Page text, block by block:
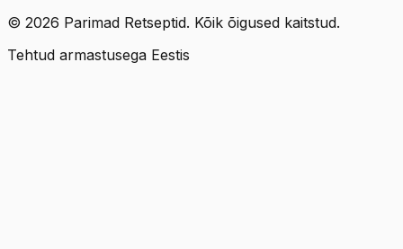
© 2026 Parimad Retseptid. Kõik õigused kaitstud.
Tehtud armastusega Eestis